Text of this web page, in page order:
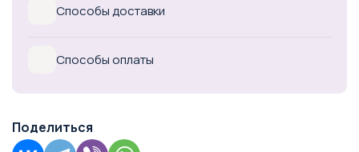
Способы доставки
Способы оплаты
Поделиться